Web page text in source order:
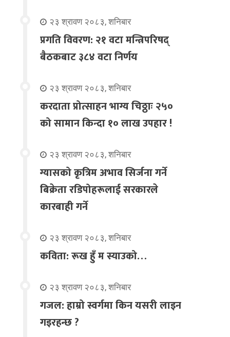
२३ श्रावण २०८३, शनिबार
प्रगति विवरण: २१ वटा मन्त्रिपरिषद्
बैठकबाट ३८४ वटा निर्णय
२३ श्रावण २०८३, शनिबार
करदाता प्रोत्साहन भाग्य चिठ्ठाः २५०
को सामान किन्दा १० लाख उपहार !
२३ श्रावण २०८३, शनिबार
ग्यासको कृत्रिम अभाव सिर्जना गर्ने
बिक्रेता रडिपोहरूलाई सरकारले
कारबाही गर्ने
२३ श्रावण २०८३, शनिबार
कविता: रूख हुँ म स्याउको…
२३ श्रावण २०८३, शनिबार
गजल: हाम्रो स्वर्गमा किन यसरी लाइन
गइरहन्छ ?